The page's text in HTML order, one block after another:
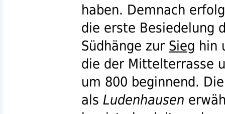
haben. Demnach
die erste Besiedelung
Südhänge zur Sieg hin
die der Mittelterrasse
um 800 beginnend.
als Ludenhausen